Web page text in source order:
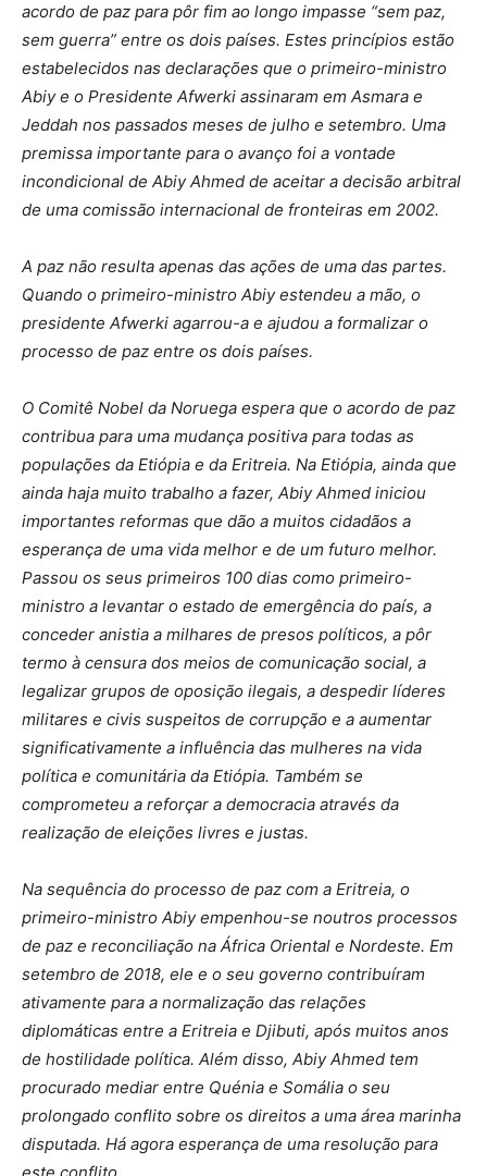
acordo de paz para pôr fim ao longo impasse “sem paz,
sem guerra” entre os dois países. Estes princípios estão
estabelecidos nas declarações que o primeiro-ministro
Abiy e o Presidente Afwerki assinaram em Asmara e
Jeddah nos passados meses de julho e setembro. Uma
premissa importante para o avanço foi a vontade
incondicional de Abiy Ahmed de aceitar a decisão arbitral
de uma comissão internacional de fronteiras em 2002.
A paz não resulta apenas das ações de uma das partes.
Quando o primeiro-ministro Abiy estendeu a mão, o
presidente Afwerki agarrou-a e ajudou a formalizar o
processo de paz entre os dois países.
O Comitê Nobel da Noruega espera que o acordo de paz
contribua para uma mudança positiva para todas as
populações da Etiópia e da Eritreia. Na Etiópia, ainda que
ainda haja muito trabalho a fazer, Abiy Ahmed iniciou
importantes reformas que dão a muitos cidadãos a
esperança de uma vida melhor e de um futuro melhor.
Passou os seus primeiros 100 dias como primeiro-
ministro a levantar o estado de emergência do país, a
conceder anistia a milhares de presos políticos, a pôr
termo à censura dos meios de comunicação social, a
legalizar grupos de oposição ilegais, a despedir líderes
militares e civis suspeitos de corrupção e a aumentar
significativamente a influência das mulheres na vida
política e comunitária da Etiópia. Também se
comprometeu a reforçar a democracia através da
realização de eleições livres e justas.
Na sequência do processo de paz com a Eritreia, o
primeiro-ministro Abiy empenhou-se noutros processos
de paz e reconciliação na África Oriental e Nordeste. Em
setembro de 2018, ele e o seu governo contribuíram
ativamente para a normalização das relações
diplomáticas entre a Eritreia e Djibuti, após muitos anos
de hostilidade política. Além disso, Abiy Ahmed tem
procurado mediar entre Quénia e Somália o seu
prolongado conflito sobre os direitos a uma área marinha
disputada. Há agora esperança de uma resolução para